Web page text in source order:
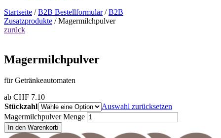
Startseite /B2B Bestellformular/B2B
Zusatzprodukte / Magermilchpulver
zurück
Magermilchpulver
für Getränkeautomaten
ab CHF 7.10
Stückzahl
Auswahl zurücksetzen
Magermilchpulver Menge
In den Warenkorb